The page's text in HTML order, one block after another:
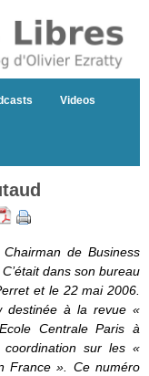
Videos
de Business
dans son bureau
et le 22 mai 2006.
destinée à la revue «
Centrale Paris à
coordination sur les «
France ». Ce numéro